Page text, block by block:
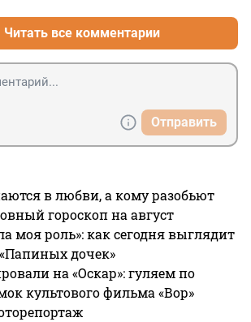
Читать все комментарии
Отправить
в любви, а кому разобьют
гороскоп на август
моя роль»: как сегодня выглядит
дочек»
на «Оскар»: гуляем по
культового фильма «Вор»